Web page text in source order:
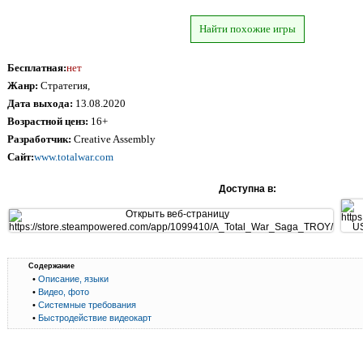
Найти похожие игры
Бесплатная:нет
Жанр: Стратегия,
Дата выхода: 13.08.2020
Возрастной ценз: 16+
Разработчик: Creative Assembly
Сайт:www.totalwar.com
Доступна в:
Содержание
• Описание, языки
• Видео, фото
• Системные требования
• Быстродействие видеокарт